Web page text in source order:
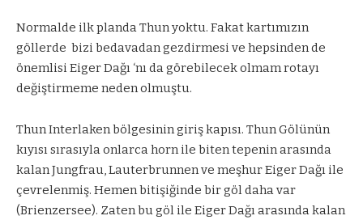
Normalde ilk planda Thun yoktu. Fakat kartımızın
göllerde bizi bedavadan gezdirmesi ve hepsinden de
önemlisi Eiger Dağı ‘nı da görebilecek olmam rotayı
değiştirmeme neden olmuştu.
Thun Interlaken bölgesinin giriş kapısı. Thun Gölünün
kıyısı sırasıyla onlarca horn ile biten tepenin arasında
kalan Jungfrau, Lauterbrunnen ve meşhur Eiger Dağı ile
çevrelenmiş. Hemen bitişiğinde bir göl daha var
(Brienzersee). Zaten bu göl ile Eiger Dağı arasında kalan